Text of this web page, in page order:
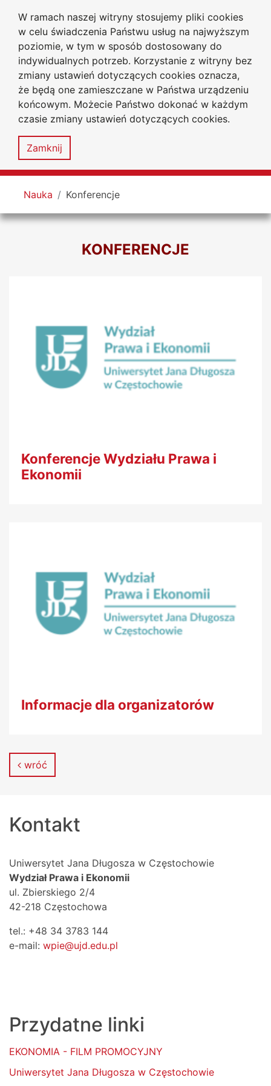
W ramach naszej witryny stosujemy pliki cookies
w celu świadczenia Państwu usług na najwyższym
poziomie, w tym w sposób dostosowany do
indywidualnych potrzeb. Korzystanie z witryny bez
zmiany ustawień dotyczących cookies oznacza,
że będą one zamieszczane w Państwa urządzeniu
końcowym. Możecie Państwo dokonać w każdym
czasie zmiany ustawień dotyczących cookies.
Zamknij
Przejdź do głównego menu
Przejdź do treści
Przejdź do wyszukiwarki
Przejdź do mapy serwisu
Uniwersytet
Jana Długosza
w Częstochowie
Wydział Prawa i Ekonomii
Deklaracja
Mapa
MENU
Tutaj jesteś
Nauka Konferencje
KONFERENCJE
Konferencje Wydziału Prawa i
Ekonomii
Informacje dla organizatorów
wróć
Kontakt
Uniwersytet Jana Długosza w Częstochowie
Wydział Prawa i Ekonomii
ul. Zbierskiego 2/4
42-218 Częstochowa
tel.: +48 34 3783 144
e-mail: wpie@ujd.edu.pl
Przydatne linki
EKONOMIA - FILM PROMOCYJNY
Uniwersytet Jana Długosza w Częstochowie